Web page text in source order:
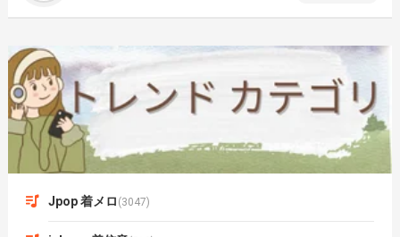
Jpop 着メロ (3047)